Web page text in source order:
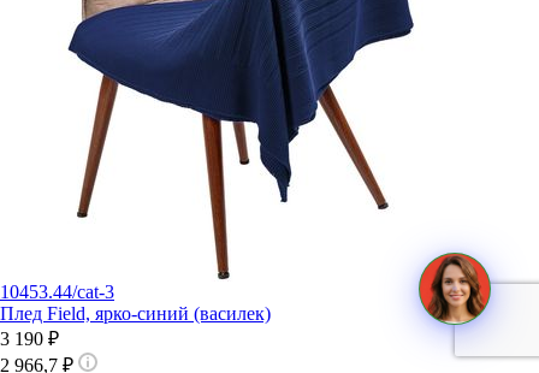
10453.44/cat-3
Плед Field, ярко-синий (василек)
3 190 ₽
2 966,7 ₽